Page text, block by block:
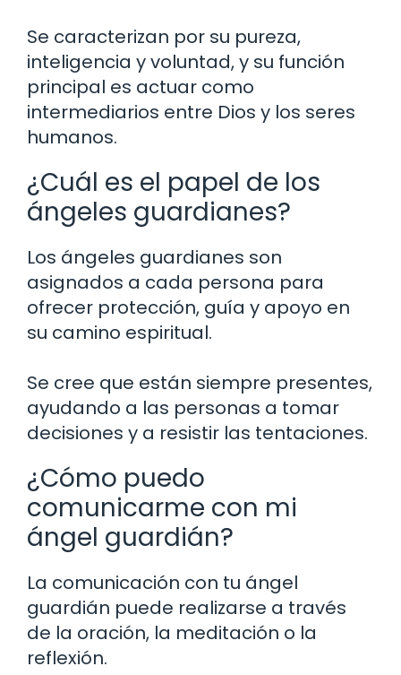
Se caracterizan por su pureza,
inteligencia y voluntad, y su función
principal es actuar como
intermediarios entre Dios y los seres
humanos.
¿Cuál es el papel de los
ángeles guardianes?
Los ángeles guardianes son
asignados a cada persona para
ofrecer protección, guía y apoyo en
su camino espiritual.
Se cree que están siempre presentes,
ayudando a las personas a tomar
decisiones y a resistir las tentaciones.
¿Cómo puedo
comunicarme con mi
ángel guardián?
La comunicación con tu ángel
guardián puede realizarse a través
de la oración, la meditación o la
reflexión.